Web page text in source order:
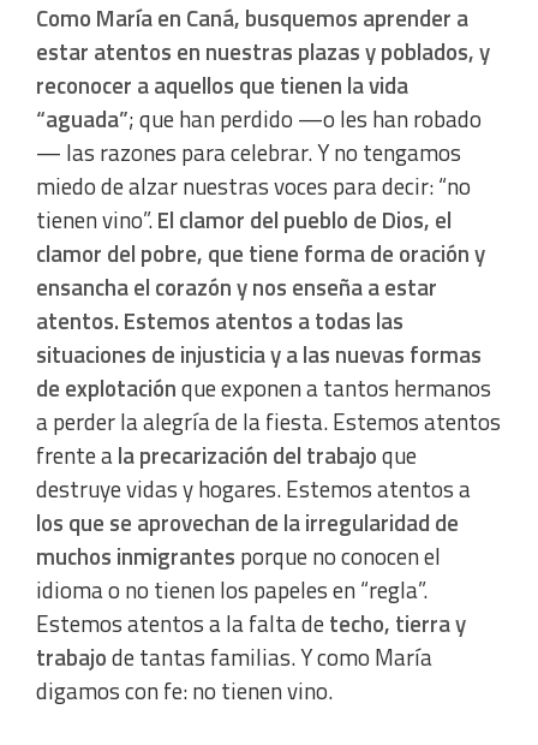
Como María en Caná, busquemos aprender a
estar atentos en nuestras plazas y poblados, y
reconocer a aquellos que tienen la vida
“aguada”; que han perdido —o les han robado
— las razones para celebrar. Y no tengamos
miedo de alzar nuestras voces para decir: “no
tienen vino”.El clamor del pueblo de Dios, el
clamor del pobre, que tiene forma de oración y
ensancha el corazón y nos enseña a estar
atentos. Estemos atentos a todas las
situaciones de injusticia y a las nuevas formas
de explotaciónque exponen a tantos hermanos
a perder la alegría de la fiesta. Estemos atentos
frente ala precarización del trabajoque
destruye vidas y hogares. Estemos atentos a
los que se aprovechan de la irregularidad de
muchos inmigrantes porque no conocen el
idioma o no tienen los papeles en “regla”.
Estemos atentos a la falta detecho, tierra y
trabajode tantas familias. Y como María
digamos con fe: no tienen vino.
Measure content performance
Understand audiences through statistics or combinations
of data from different sources
Develop and improve services
Use limited data to select content
Use precise geolocation data
Identify devices based on information actively requested
Non-IAB processing purposes:
Essential
Analytical
Functional
Advertising